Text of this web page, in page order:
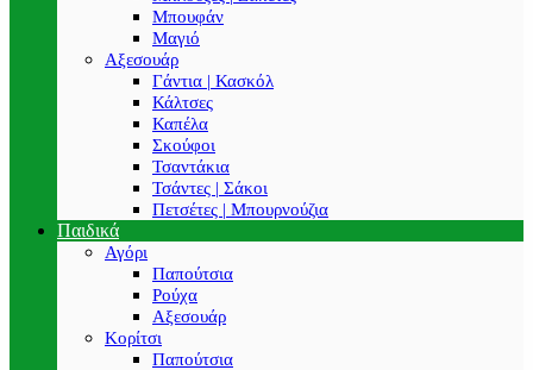
Μπουφάν
Μαγιό
Αξεσουάρ
Γάντια | Κασκόλ
Κάλτσες
Καπέλα
Σκούφοι
Τσαντάκια
Τσάντες | Σάκοι
Πετσέτες | Μπουρνούζια
Παιδικά
Αγόρι
Παπούτσια
Ρούχα
Αξεσουάρ
Κορίτσι
Παπούτσια